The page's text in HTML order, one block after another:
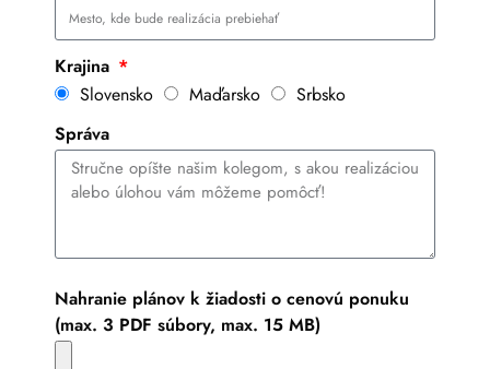
Krajina
Slovensko
Maďarsko
Srbsko
Správa
Nahranie plánov k žiadosti o cenovú ponuku
(max. 3 PDF súbory, max. 15 MB)